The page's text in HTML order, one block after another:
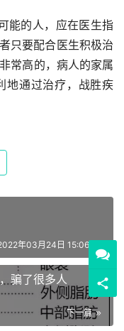
能的人，应在医生指
只要配合医生积极治
常高的，病人的家属
地通过治疗，战胜疾
年03月24日 15:06:00
骗了很多人
下一篇